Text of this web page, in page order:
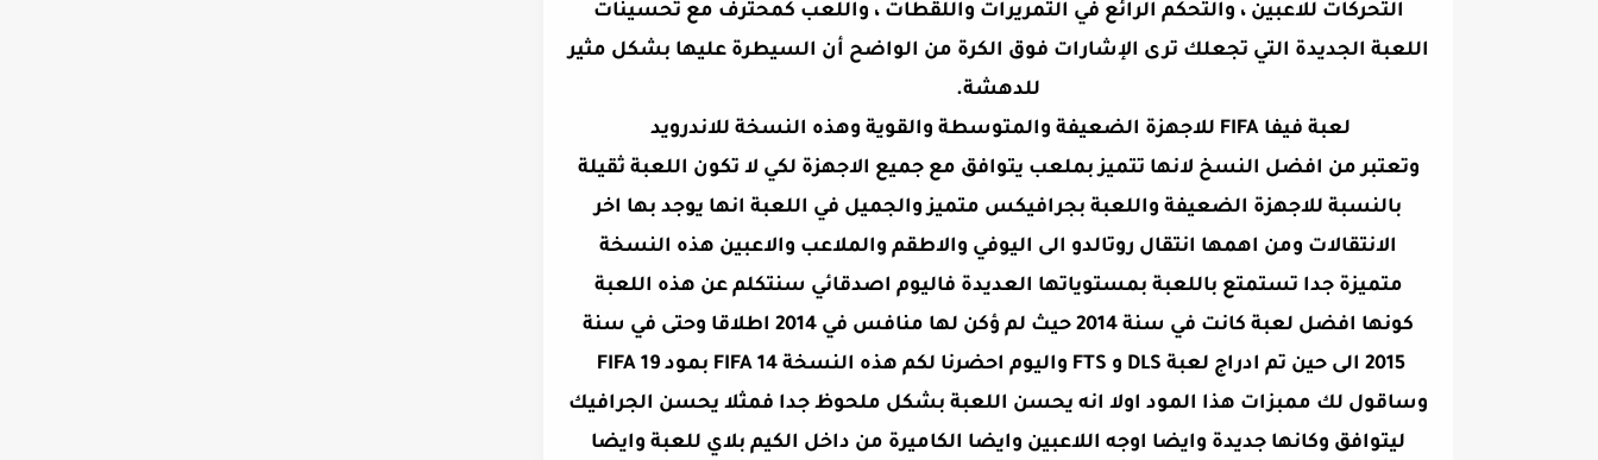
التحركات للاعبين ، والتحكم الرائع في التمريرات واللقطات ، واللعب كمحترف مع تحسينات
اللعبة الجديدة التي تجعلك ترى الإشارات فوق الكرة من الواضح أن السيطرة عليها بشكل مثير
للدهشة.
لعبة فيفا FIFA للاجهزة الضعيفة والمتوسطة والقوية وهذه النسخة للاندرويد
وتعتبر من افضل النسخ لانها تتميز بملعب يتوافق مع جميع الاجهزة لكي لا تكون اللعبة ثقيلة
بالنسبة للاجهزة الضعيفة واللعبة بجرافيكس متميز والجميل في اللعبة انها يوجد بها اخر
الانتقالات ومن اهمها انتقال روتالدو الى اليوفي والاطقم والملاعب والاعبين هذه النسخة
متميزة جدا تستمتع باللعبة بمستوياتها العديدة فاليوم اصدقائي سنتكلم عن هذه اللعبة
كونها افضل لعبة كانت في سنة 2014 حيث لم ؤكن لها منافس في 2014 اطلاقا وحتى في سنة
وساقول لك ممبزات هذا المود اولا انه يحسن اللعبة بشكل ملحوظ جدا فمثلا يحسن الجرافيك
ليتوافق وكانها جديدة وايضا اوجه اللاعبين وايضا الكاميرة من داخل الكيم بلاي للعبة وايضا